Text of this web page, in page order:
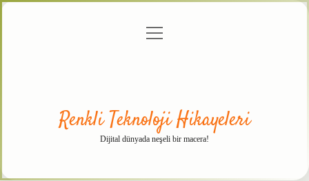
menüyü
Renkli Teknoloji Hikayeleri
Dijital dünyada neşeli bir macera!